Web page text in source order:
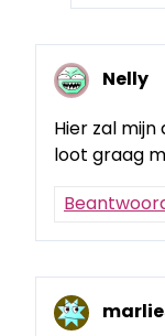
Nelly
Hier zal
loot graag